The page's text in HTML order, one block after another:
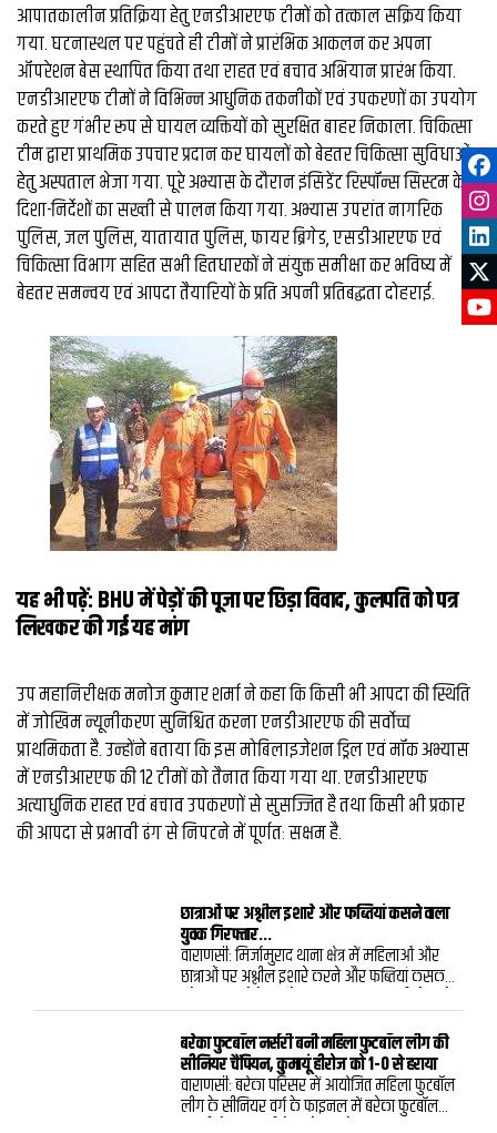
आपातकालीन प्रतिक्रिया हेतु एनडीआरएफ टीमों को तत्काल सक्रिय किया
गया. घटनास्थल पर पहुंचते ही टीमों ने प्रारंभिक आकलन कर अपना
ऑपरेशन बेस स्थापित किया तथा राहत एवं बचाव अभियान प्रारंभ किया.
एनडीआरएफ टीमों ने विभिन्न आधुनिक तकनीकों एवं उपकरणों का उपयोग
करते हुए गंभीर रूप से घायल व्यक्तियों को सुरक्षित बाहर निकाला. चिकित्सा
टीम द्वारा प्राथमिक उपचार प्रदान कर घायलों को बेहतर चिकित्सा सुविधाओं
हेतु अस्पताल भेजा गया. पूरे अभ्यास के दौरान इंसिडेंट रिस्पॉन्स सिस्टम के
दिशा-निर्देशों का सख्ती से पालन किया गया. अभ्यास उपरांत नागरिक
पुलिस, जल पुलिस, यातायात पुलिस, फायर ब्रिगेड, एसडीआरएफ एवं
चिकित्सा विभाग सहित सभी हितधारकों ने संयुक्त समीक्षा कर भविष्य में
बेहतर समन्वय एवं आपदा तैयारियों के प्रति अपनी प्रतिबद्धता दोहराई.
यह भी पढ़ें:BHU में पेड़ों की पूजा पर छिड़ा विवाद, कुलपति को पत्र
लिखकर की गई यह मांग
उप महानिरीक्षक मनोज कुमार शर्मा ने कहा कि किसी भी आपदा की स्थिति
में जोखिम न्यूनीकरण सुनिश्चित करना एनडीआरएफ की सर्वोच्च
प्राथमिकता है. उन्होंने बताया कि इस मोबिलाइजेशन ड्रिल एवं मॉक अभ्यास
में एनडीआरएफ की 12 टीमों को तैनात किया गया था. एनडीआरएफ
अत्याधुनिक राहत एवं बचाव उपकरणों से सुसज्जित है तथा किसी भी प्रकार
की आपदा से प्रभावी ढंग से निपटने में पूर्णतः सक्षम है.
छात्राओं पर अश्लील इशारे और फब्तियां कसने वाला
युवक गिरफ्तार...
वाराणसी: मिर्जामुराद थाना क्षेत्र में महिलाओं और
छात्राओं पर अश्लील इशारे करने और फब्तियां कसकर
टीम ने एक युवक को गिरफ्तार किया है.पुलिस ने
आरोपी के खिलाफ मुकदमा दर्ज कर विधिक कार्रवाई
शुरू कर दी है.पुलिस के अनुसार मिशन शक्ति/एंटी
रोमियो टीम क्षेत्र में भ्रमण और संदिग्ध व्यक्तियों की
चेकिंग कर रही थी. इसी दौरान मुखबिर से सूचना
मिली कि मोहली बीर बाबा मंदिर के पास एक युवक
बरेका फुटबॉल नर्सरी बनी महिला फुटबॉल लीग की
सीनियर चैंपियन, कुमायूं हीरोज को 1-0 से हराया
वाराणसी: बरेका परिसर में आयोजित महिला फुटबॉल
लीग के सीनियर वर्ग के फाइनल में बरेका फुटबॉल